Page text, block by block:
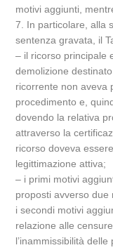
motivi aggiunti,
7. In particolare, alla
sentenza gravata, il
– il ricorso principale
demolizione
ricorrente non aveva
procedimento e,
dovendo la relativa
attraverso la
ricorso doveva
legittimazione attiva;
– i primi motivi
proposti avverso due
i secondi motivi
relazione alle
l’inammissibilità